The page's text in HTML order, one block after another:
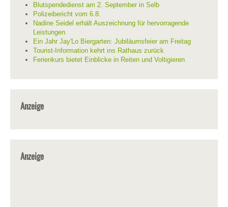
Blutspendedienst am 2. September in Selb
Polizeibericht vom 6.8.
Nadine Seidel erhält Auszeichnung für hervorragende
Leistungen
Ein Jahr Jay'Lo Biergarten: Jubiläumsfeier am Freitag
Tourist-Information kehrt ins Rathaus zurück
Ferienkurs bietet Einblicke in Reiten und Voltigieren
Anzeige
Anzeige